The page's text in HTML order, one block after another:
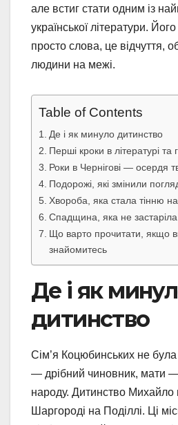
але встиг стати одним із
української літератури.
просто слова, це відчуття,
людини на межі.
Table of Contents
Де і як минуло дитинство
Перші кроки в літературі
Роки в Чернігові — осердя
Подорожі, які змінили
Хвороба, яка стала тінню на
Спадщина, яка не застаріла
Що варто прочитати, якщо
знайомитесь
Де і як
дитинство
Сім’я Коцюбинських не
— дрібний чиновник, мати —
народу. Дитинство Михайло
Шаргороді на Поділлі. Ці